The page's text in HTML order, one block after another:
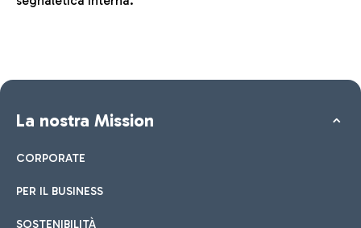
La nostra Mission
CORPORATE
PER IL BUSINESS
SOSTENIBILITÀ